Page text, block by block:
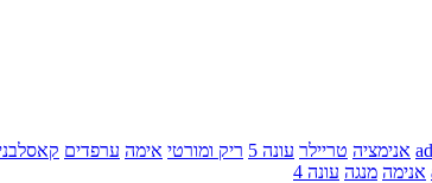
אנימציה טריילר עונה 5 ריק ומורטי אימה ערפדים
אנימה מנגה עונה 4